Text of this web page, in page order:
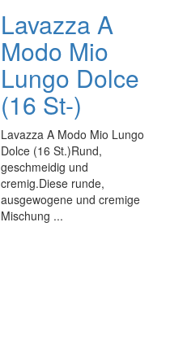
Lavazza A
Modo Mio
Lungo Dolce
(16 St-)
Lavazza A Modo Mio Lungo
Dolce (16 St.)Rund,
geschmeidig und
cremig.Diese runde,
ausgewogene und cremige
Mischung ...